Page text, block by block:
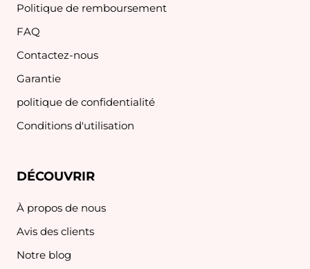
Politique de remboursement
FAQ
Contactez-nous
Garantie
politique de confidentialité
Conditions d'utilisation
DÉCOUVRIR
À propos de nous
Avis des clients
Notre blog